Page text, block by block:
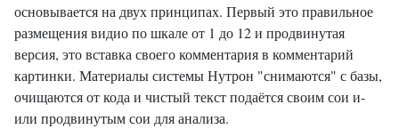
основывается на двух принципах. Первый это правильное
размещения видио по шкале от 1 до 12 и продвинутая
версия, это вставка своего комментария в комментарий
картинки. Материалы системы Нутрон "снимаются" с базы,
очищаются от кода и чистый текст подаётся своим сои и-
или продвинутым сои для анализа.